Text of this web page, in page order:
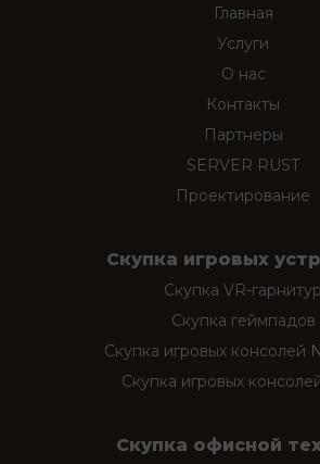
Главная
Услуги
О нас
Контакты
Партнеры
SERVER RUST
Проектирование
Скупка игровых
Скупка VR-гарнитур
Скупка геймпадов
Скупка игровых консолей
Скупка игровых
Скупка офисной